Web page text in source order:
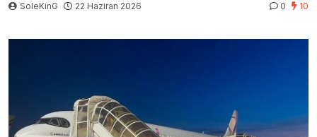
SoleKinG 22 Haziran 2026 0 10